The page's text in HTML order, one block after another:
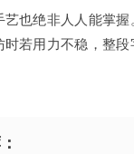
艺也绝非人人能掌
时若用力不稳，整